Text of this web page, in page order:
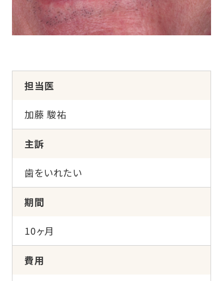
担当医
加藤 駿祐
主訴
歯をいれたい
期間
10ヶ月
費用